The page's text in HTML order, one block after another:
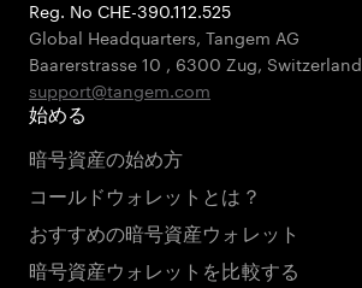
Reg. No CHE-390.112.525
Global Headquarters, Tangem AG
Baarerstrasse 10 , 6300 Zug, Switzerland
support@tangem.com
始める
暗号資産の始め方
コールドウォレットとは？
おすすめの暗号資産ウォレット
暗号資産ウォレットを比較する